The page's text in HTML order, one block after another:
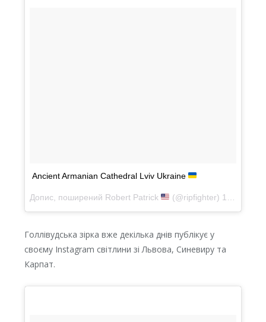
Ancient Armanian Cathedral Lviv Ukraine
Допис, поширений Robert Patrick (@ripfighter) 16 Чер 2018 р. о 9:34 PDT
Голлівудська зірка вже декілька днів публікує у
своєму Instagram світлини зі Львова, Синевиру та
Карпат.